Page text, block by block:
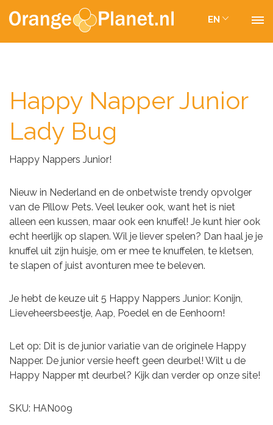
EN
Happy Napper Junior
Lady Bug
Happy Nappers Junior!
Nieuw in Nederland en de onbetwiste trendy opvolger
van de Pillow Pets. Veel leuker ook, want het is niet
alleen een kussen, maar ook een knuffel! Je kunt hier ook
echt heerlijk op slapen. Wil je liever spelen? Dan haal je je
knuffel uit zijn huisje, om er mee te knuffelen, te kletsen,
te slapen of juist avonturen mee te beleven.
Je hebt de keuze uit 5 Happy Nappers Junior: Konijn,
Lieveheersbeestje, Aap, Poedel en de Eenhoorn!
Let op: Dit is de junior variatie van de originele Happy
Napper. De junior versie heeft geen deurbel! Wilt u de
Happy Napper m̩t deurbel? Kijk dan verder op onze site!
SKU: HAN009